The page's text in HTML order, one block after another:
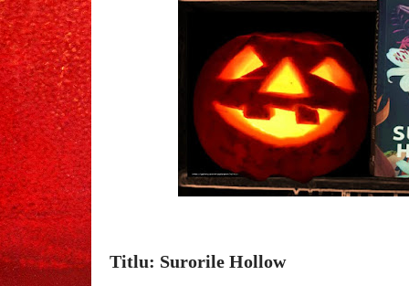
Titlu: Surorile Hollow